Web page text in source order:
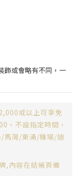
或以上可享免
，不設指定時間，
馬灣/東涌/機場/迪
,內容在結帳頁備